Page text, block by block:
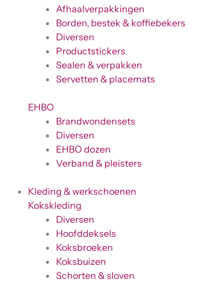
Afhaalverpakkingen
Borden, bestek & koffiebekers
Diversen
Productstickers
Sealen & verpakken
Servetten & placemats
EHBO
Brandwondensets
Diversen
EHBO dozen
Verband & pleisters
Kleding & werkschoenen
Kokskleding
Diversen
Hoofddeksels
Koksbroeken
Koksbuizen
Schorten & sloven